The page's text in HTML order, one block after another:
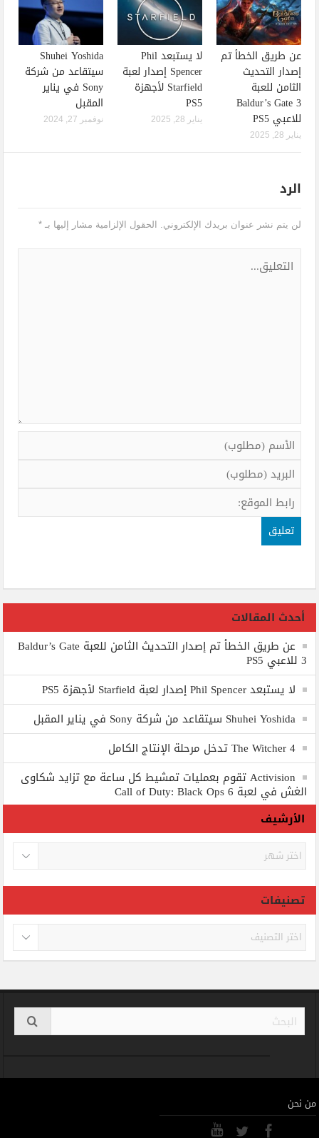
عن طريق الخطأ تم
إصدار التحديث
الثامن للعبة
Baldur’s Gate 3
للاعبي PS5
يناير 28, 2025
لا يستبعد Phil
Spencer إصدار لعبة
Starfield لأجهزة
PS5
يناير 28, 2025
Shuhei Yoshida
سيتقاعد من شركة
Sony في يناير
المقبل
نوفمبر 27, 2024
الرد
لن يتم نشر عنوان بريدك الإلكتروني. الحقول الإلزامية مشار إليها بـ*
أحدث المقالات
عن طريق الخطأ تم إصدار التحديث الثامن للعبة Baldur’s Gate
3 للاعبي PS5
لا يستبعد Phil Spencer إصدار لعبة Starfield لأجهزة PS5
Shuhei Yoshida سيتقاعد من شركة Sony في يناير المقبل
The Witcher 4 تدخل مرحلة الإنتاج الكامل
Activision تقوم بعمليات تمشيط كل ساعة مع تزايد شكاوى
الغش في لعبة Call of Duty: Black Ops 6
الأرشيف
الأرشيف
تصنيفات
تصنيفات
من نحن